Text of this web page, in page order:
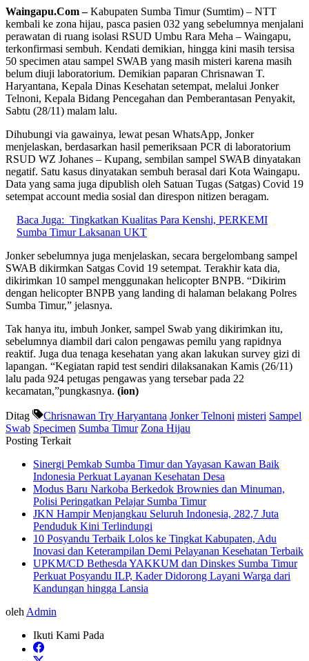
Waingapu.Com –Kabupaten Sumba Timur (Sumtim) – NTT
kembali ke zona hijau, pasca pasien 032 yang sebelumnya menjalani
perawatan di ruang isolasi RSUD Umbu Rara Meha – Waingapu,
terkonfirmasi sembuh. Kendati demikian, hingga kini masih tersisa
50 specimen atau sampel SWAB yang masih misteri karena masih
belum diuji laboratorium. Demikian paparan Chrisnawan T.
Haryantana, Kepala Dinas Kesehatan setempat, melalui Jonker
Telnoni, Kepala Bidang Pencegahan dan Pemberantasan Penyakit,
Sabtu (28/11) malam lalu.
Dihubungi via gawainya, lewat pesan WhatsApp, Jonker
menjelaskan, berdasarkan hasil pemeriksaan PCR di laboratorium
RSUD WZ Johanes – Kupang, sembilan sampel SWAB dinyatakan
negatif. Satu kasus dinyatakan sembuh berasal dari Kota Waingapu.
Data yang sama juga dipublish oleh Satuan Tugas (Satgas) Covid 19
setempat account media sosial dan direspon nitizen beragam.
Baca Juga: Tingkatkan Kualitas Para Kenshi, PERKEMI
Sumba Timur Laksanan UKT
Jonker sebelumnya juga menjelaskan, secara bergelombang sampel
SWAB dikirmkan Satgas Covid 19 setempat. Terakhir kata dia,
dikirimkan 10 sampel menggunakan helicopter BNPB. “Dikirim
dengan helicopter BNPB yang landing di halaman belakang Polres
Sumba Timur,” jelasnya.
Tak hanya itu, imbuh Jonker, sampel Swab yang dikirimkan itu,
sebelumnya diambil dari calon pengawas pemilu yang rapidnya
reaktif. Juga dua tenaga kesehatan yang akan lakukan survey gizi di
lapangan. “Kegiatan rapid test sendiri dilaksanakan Kamis (26/11)
lalu pada 924 petugas pengawas yang tersebar pada 22
kecamatan,”pungkasnya. (ion)
Ditag Chrisnawan Try Haryantana Jonker Telnoni misteri Sampel
Swab Specimen Sumba Timur Zona Hijau
Posting Terkait
Sinergi Pemkab Sumba Timur dan Yayasan Kawan Baik
Indonesia Perkuat Layanan Kesehatan Desa
Modus Baru Narkoba Berkedok Brownies dan Minuman,
Polisi Peringatkan Pelajar Sumba Timur
JKN Hampir Menjangkau Seluruh Indonesia, 282,7 Juta
Penduduk Kini Terlindungi
10 Posyandu Terbaik Lolos ke Tingkat Kabupaten, Adu
Inovasi dan Keterampilan Demi Pelayanan Kesehatan Terbaik
UPKM/CD Bethesda YAKKUM dan Dinskes Sumba Timur
Perkuat Posyandu ILP, Kader Didorong Layani Warga dari
Kandungan hingga Lansia
oleh Admin
Ikuti Kami Pada